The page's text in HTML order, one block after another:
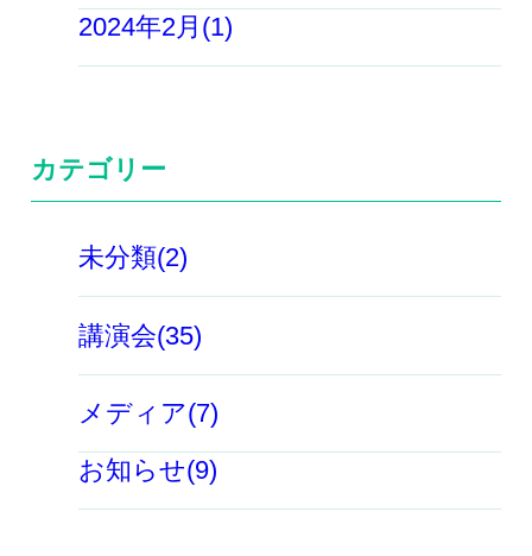
2024年2月(1)
カテゴリー
未分類(2)
講演会(35)
メディア(7)
お知らせ(9)